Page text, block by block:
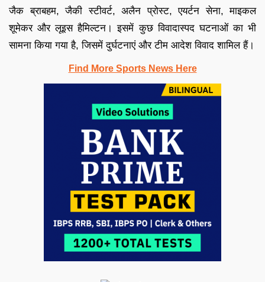
जैक ब्राबहम, जैकी स्टीवर्ट, अलैन प्रोस्ट, एयर्टन सेना, माइकल
शूमेकर और लूइस हैमिल्टन। इसमें कुछ विवादास्पद घटनाओं का भी
सामना किया गया है, जिसमें दुर्घटनाएं और टीम आदेश विवाद शामिल हैं।
Find More Sports News Here